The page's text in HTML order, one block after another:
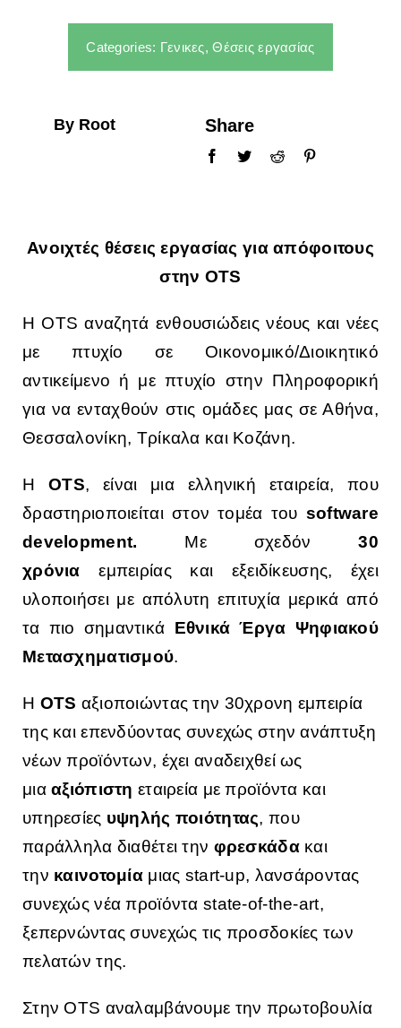
ΦΟΙΤΗΤΕΣ
ΑΝΘΡΩΠΙΝΟ ΔΥΝΑΜΙΚΟ
Categories: Γενικες,Θέσεις εργασίας
By Root Share
Ανοιχτές θέσεις εργασίας για απόφοιτους
στην OTS
H ΟΤS αναζητά ενθουσιώδεις νέους και νέες
με πτυχίο σε Οικονομικό/Διοικητικό
αντικείμενο ή με πτυχίο στην Πληροφορική
για να ενταχθούν στις ομάδες μας σε Αθήνα,
Θεσσαλονίκη, Τρίκαλα και Κοζάνη.
ΗOTS, είναι μια ελληνική εταιρεία, που
δραστηριοποιείται στον τομέα του software
development. Με σχεδόν30
χρόνια εμπειρίας και εξειδίκευσης, έχει
υλοποιήσει με απόλυτη επιτυχία μερικά από
τα πιο σημαντικά Εθνικά Έργα Ψηφιακού
Μετασχηματισμού.
Η OTS αξιοποιώντας την 30χρονη εμπειρία
της και επενδύοντας συνεχώς στην ανάπτυξη
νέων προϊόντων, έχει αναδειχθεί ως
μιααξιόπιστη εταιρεία με προϊόντα και
υπηρεσίες υψηλής ποιότητας, που
παράλληλα διαθέτει την φρεσκάδα και
την καινοτομία μιας start-up, λανσάροντας
συνεχώς νέα προϊόντα state-of-the-art,
ξεπερνώντας συνεχώς τις προσδοκίες των
πελατών της.
Στην OTS αναλαμβάνουμε την πρωτοβουλία